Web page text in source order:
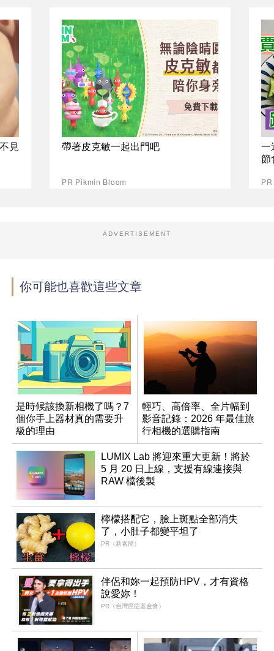
見 帶著皮克敏一起出門吧
PR Pikmin Bloom
一
節
ADVERTISEMENT
你可能也喜歡這些文章
是時候該換新相機了嗎？7
個你手上器材真的需要升
級的理由
輕巧、高倍率、全片幅到
影音記錄：2026 年最佳旅
行相機的選購指南
LUMIX Lab 將迎來重大更新！將於
5 月 20 日上線，支援有線連接與
RAW 檔後製
檸檬搭配它，臉上斑點全部消失
了，小肚子都變平坦了
PR（新素簡）
伴侶和妳一起預防HPV，才有資格
說愛妳！
PR（台灣癌症基金會）